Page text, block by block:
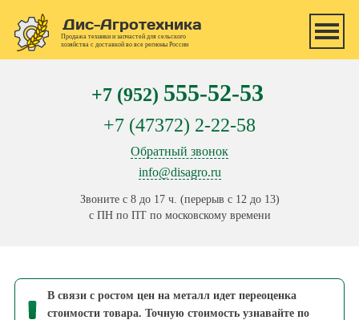
Дис-Агротехника
Продажа техники и запчастей для сельского
хозяйства с доставкой во все регионы России
+7 (952) 555-52-53
+7 (47372) 2-22-58
Обратный звонок
info@disagro.ru
Звоните с 8 до 17 ч. (перерыв с 12 до 13)
с ПН по ПТ по московскому времени
В связи с ростом цен на металл идет переоценка
стоимости товара. Точную стоимость узнавайте по